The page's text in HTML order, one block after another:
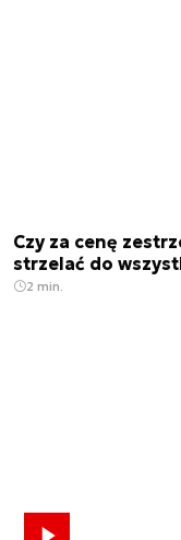
Czy za cenę
strzelać do
2 min.